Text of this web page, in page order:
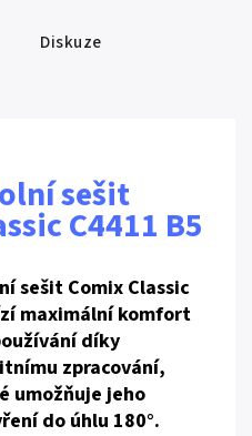
Diskuze
sešit
C4411 B5
sešit Comix Classic
maximální komfort
díky
zpracování,
umožňuje jeho
do úhlu 180°.